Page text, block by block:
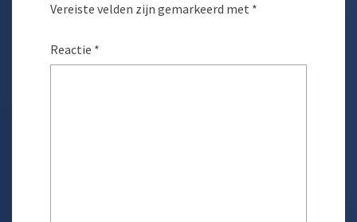
Vereiste velden zijn gemarkeerd met *
Reactie *